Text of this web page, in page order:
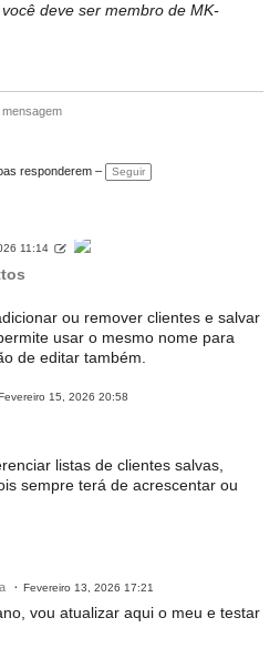
deve ser membro de MK-
mensagem
responderem – Seguir
11:14
ou remover clientes e salvar
usar o mesmo nome para
de editar também.
15, 2026 20:58
listas de clientes salvas,
sempre terá de acrescentar ou
Fevereiro 13, 2026 17:21
vou atualizar aqui o meu e testar